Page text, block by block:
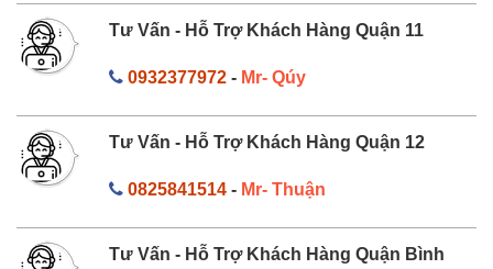
Tư Vấn - Hỗ Trợ Khách Hàng Quận 11
0932377972- Mr- Qúy
Tư Vấn - Hỗ Trợ Khách Hàng Quận 12
0825841514- Mr- Thuận
Tư Vấn - Hỗ Trợ Khách Hàng Quận Bình